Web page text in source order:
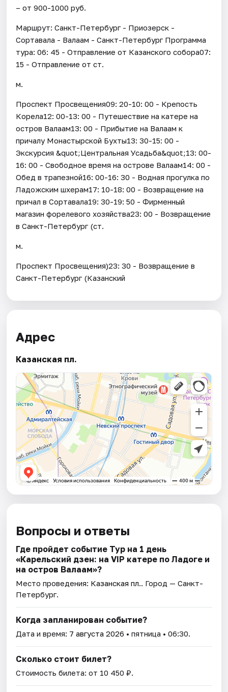
– от 900-1000 руб.
Маршрут: Санкт-Петербург - Приозерск -
Сортавала - Валаам - Санкт-Петербург Программа
тура: 06: 45 - Отправление от Казанского собора07:
15 - Отправление от ст.
м.
Проспект Просвещения09: 20-10: 00 - Крепость
Корела12: 00-13: 00 - Путешествие на катере на
остров Валаам13: 00 - Прибытие на Валаам к
причалу Монастырской Бухты13: 30-15: 00 -
Экскурсия &quot;Центральная Усадьба&quot;13: 00-
16: 00 - Свободное время на острове Валаам14: 00 -
Обед в трапезной16: 00-16: 30 - Водная прогулка по
Ладожским шхерам17: 10-18: 00 - Возвращение на
причал в Сортавала19: 30-19: 50 - Фирменный
магазин форелевого хозяйства23: 00 - Возвращение
в Санкт-Петербург (ст.
м.
Проспект Просвещения)23: 30 - Возвращение в
Санкт-Петербург (Казанский
Адрес
Казанская пл.
Вопросы и ответы
Где пройдет событие Тур на 1 день
«Карельский дзен: на VIP катере по Ладоге и
на остров Валаам»?
Место проведения: Казанская пл.. Город — Санкт-
Петербург.
Когда запланирован событие?
Дата и время: 7 августа 2026 • пятница • 06:30.
Сколько стоит билет?
Стоимость билета: от 10 450 ₽.